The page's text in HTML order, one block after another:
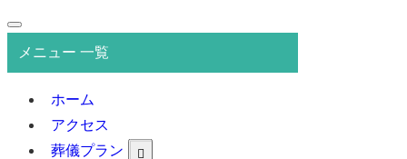
メニュー 一覧
ホーム
アクセス
葬儀プラン